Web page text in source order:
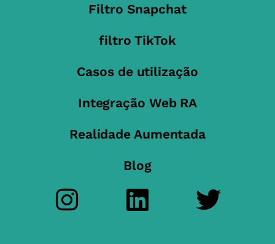
Filtro Snapchat
filtro TikTok
Casos de utilização
Integração Web RA
Realidade Aumentada
Blog